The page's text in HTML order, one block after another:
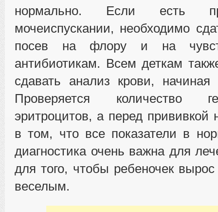
нормально. Если есть
мочеиспускании, необходимо
посев на флору и на
антибиотикам. Всем деткам
сдавать анализ крови,
Проверяется количество
эритроцитов, а перед прививкой
в том, что все показатели в
диагностика очень важна для
для того, чтобы ребеночек
веселым.